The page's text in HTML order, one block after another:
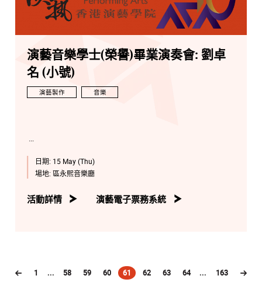
演藝音樂學士(榮譽)畢業演奏會: 劉卓
名 (小號)
演藝製作 音樂
日期: 15 May (Thu)
場地: 區永熙音樂廳
活動詳情 演藝電子票務系統
1 ... 58 59 60 61
(current)
62 63 64 ... 163